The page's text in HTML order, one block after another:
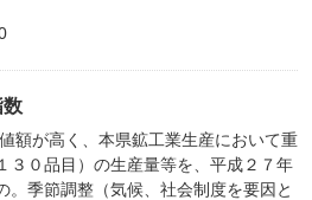
数
額が高く、本県鉱工業生産において重
３０品目）の生産量等を、平成２７年
。季節調整（気候、社会制度を要因と